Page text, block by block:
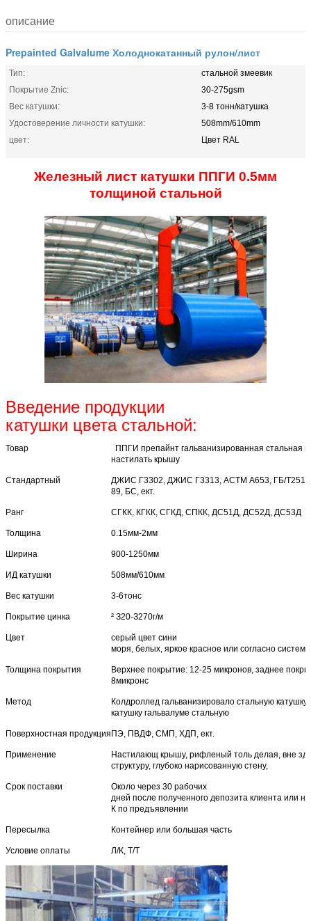
описание
Prepainted Galvalume Холоднокатанный рулон/лист
Тип:
стальной змеевик
Покрытие Znic:
30-275gsm
Вес катушки:
3-8 тонн/катушка
Удостоверение личности катушки:
508mm/610mm
цвет:
Цвет RAL
Железный лист катушки ППГИ 0.5мм
толщиной стальной
Введение продукции
катушки цвета стальной:
Товар
ППГИ препайнт гальванизированная стальная
настилать крышу
Стандартный
ДЖИС Г3302, ДЖИС Г3313, АСТМ А653, ГБ/
89, БС, ект.
Ранг СГКК, КГКК, СГКД, СПКК, ДС51Д, ДС52Д, ДС53Д
Толщина 0.15мм-2мм
Ширина 900-1250мм
ИД катушки 508мм/610мм
Вес катушки 3-6тонс
Покрытие цинка ² З20-З270г/м
Цвет
серый цвет сини
моря, белых, яркое красное или согласно
Толщина покрытия
Верхнее покрытие: 12-25 микронов, заднее
8микронс
Метод
Колдроллед гальванизировало стальную катушку,
катушку гальвалуме стальную
Поверхностная продукцияПЭ, ПВДФ, СМП, ХДП, ект.
Применение
Настилающ крышу, рифленый толь делая, вне
структуру, глубоко нарисованную стену,
Срок поставки
Около через 30 рабочих
дней после полученного депозита клиента или
К по предъявлении
Пересылка Контейнер или большая часть
Условие оплаты Л/К, Т/Т